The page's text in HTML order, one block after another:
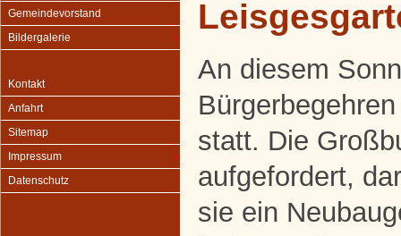
Gemeindevorstand
Bildergalerie
Kontakt
Anfahrt
Sitemap
Impressum
Datenschutz
An diesem
statt. Die
aufgefordert,
sie ein